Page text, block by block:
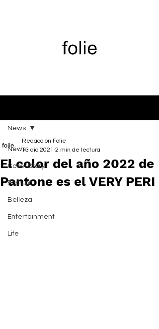
News
Cover Story
Fashion
Belleza
Entertainment
Life
News
El color del año 2022 de
Pantone es el VERY PERI
Redacción Folie
13 dic 2021 2 min de lectura